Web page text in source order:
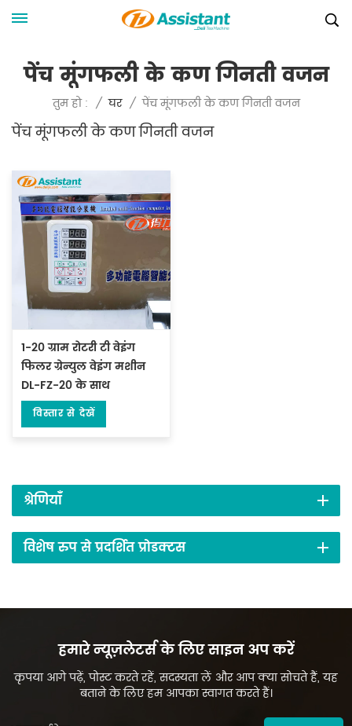
पेंच मूंगफली के कण गिनती वजन
तुम हो : / घर / पेंच मूंगफली के कण गिनती वजन
पेंच मूंगफली के कण गिनती वजन
1-20 ग्राम रोटरी टी वेइंग
फिलर ग्रेन्युल वेइंग मशीन
DL-FZ-20 के साथ
विस्तार से देखें
श्रेणियाँ
विशेष रुप से प्रदर्शित प्रोडक्टस
हमारे न्यूज़लेटर्स के लिए साइन अप करें
कृपया आगे पढ़ें, पोस्ट करते रहें, सदस्यता लें और आप क्या सोचते हैं, यह
बताने के लिए हम आपका स्वागत करते हैं।